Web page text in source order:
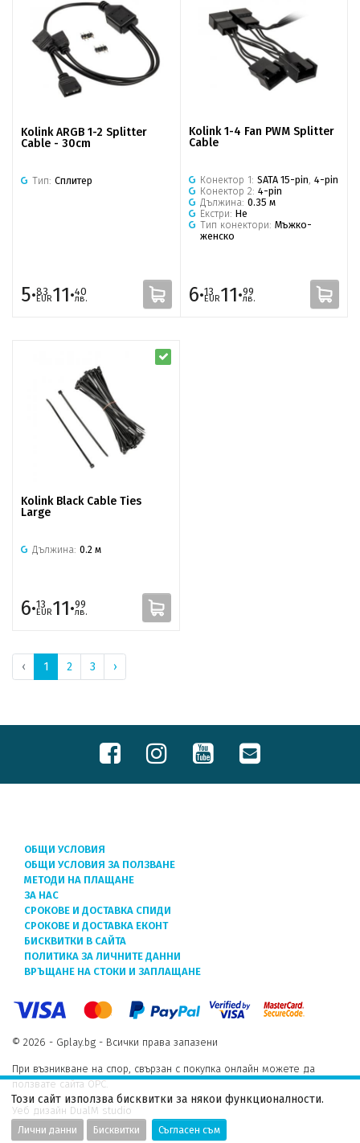
Kolink ARGB 1-2 Splitter
Cable - 30cm
Тип: Сплитер
5·83
EUR11·40
лв.
Kolink 1-4 Fan PWM Splitter
Cable
Конектор 1: SATA 15-pin 4-pin
Конектор 2: 4-pin
Дължина: 0.35 м
Екстри: Не
Тип конектори: Мъжко-
женско
6·13
EUR11·99
лв.
Kolink Black Cable Ties
Large
Дължина: 0.2 м
6·13
EUR11·99
лв.
‹ 1 2 3 ›
ОБЩИ УСЛОВИЯ
ОБЩИ УСЛОВИЯ ЗА ПОЛЗВАНЕ
МЕТОДИ НА ПЛАЩАНЕ
ЗА НАС
СРОКОВЕ И ДОСТАВКА СПИДИ
СРОКОВЕ И ДОСТАВКА ЕКОНТ
БИСКВИТКИ В САЙТА
ПОЛИТИКА ЗА ЛИЧНИТЕ ДАННИ
ВРЪЩАНЕ НА СТОКИ И ЗАПЛАЩАНЕ
© 2026 - Gplay.bg - Всички права запазени
При възникване на спор, свързан с покупка онлайн можете да
ползвате сайта ОРС.
Уеб дизайн DualM studio
Този сайт използва бисквитки за някои функционалности.
Лични данни Бисквитки Съгласен съм